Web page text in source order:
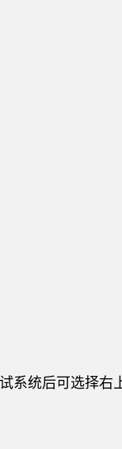
统后可选择右